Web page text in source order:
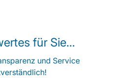
für Sie...
und Service